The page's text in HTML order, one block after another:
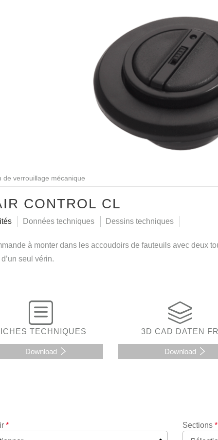
de verrouillage mécanique
CONTROL CL
Données techniques Dessins techniques
à monter dans les accoudoirs de fauteuils avec deux
seul vérin.
TECHNIQUES
Download
3D CAD DATEN
Download
* Sections *